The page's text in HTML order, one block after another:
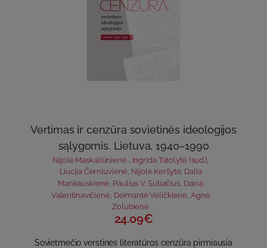
Vertimas ir cenzūra sovietinės ideologijos
sąlygomis. Lietuva, 1940–1990
Nijolė Maskaliūnienė Ingrida Tatolytė (sud.),
Liucija Černiuvienė, Nijolė Keršytė, Dalia
Mankauskienė, Paulius V. Subačius, Daina
Valentinavičienė Deimantė Veličkienė Agnė
Zolubienė
24.09€
Sovietmečio verstinės literatūros cenzūra pirmiausia